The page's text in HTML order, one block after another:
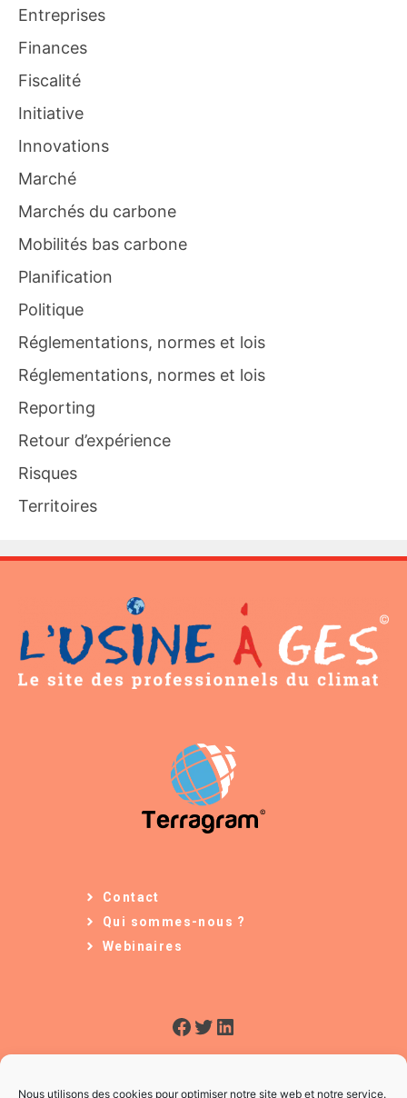
Nous utilisons des cookies pour optimiser notre site web et notre service.
Entreprises
Finances
Fiscalité
Initiative
Innovations
Marché
Marchés du carbone
Mobilités bas carbone
Planification
Politique
Réglementations, normes et lois
Réglementations, normes et lois
Reporting
Retour d’expérience
Risques
Territoires
Contact
Qui sommes-nous ?
Webinaires
Facebook
Twitter
LinkedIn